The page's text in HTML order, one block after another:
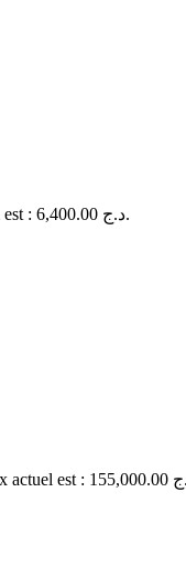
Le prix actuel est : 6,400.00 د.ج.